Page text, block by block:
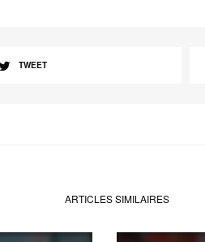
TWEET
ARTICLES SIMILAIRES